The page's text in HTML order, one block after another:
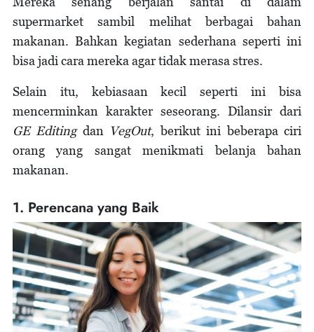
supermarket sambil melihat berbagai bahan
makanan. Bahkan kegiatan sederhana seperti ini
bisa jadi cara mereka agar tidak merasa stres.
Selain itu, kebiasaan kecil seperti ini bisa
mencerminkan karakter seseorang. Dilansir dari
GE Editing dan VegOut, berikut ini beberapa ciri
orang yang sangat menikmati belanja bahan
makanan.
1. Perencana yang Baik